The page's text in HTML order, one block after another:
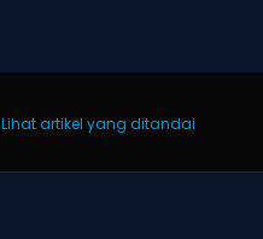
Lihat artikel yang ditandai